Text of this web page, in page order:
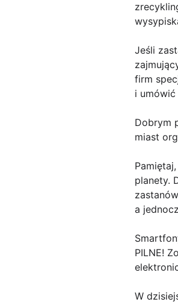
Jeśli
firm
i
Dobrym
miast
planety.
a
PILNE!
W